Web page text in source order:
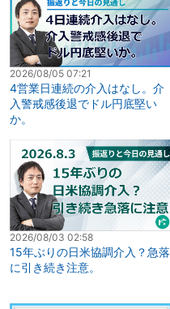
2026/08/05 07:21
4営業日連続の介入はなし。介
入警戒感後退でドル円底堅い
か。
2026/08/03 02:58
15年ぶりの日米協調介入？急落
に引き続き注意。